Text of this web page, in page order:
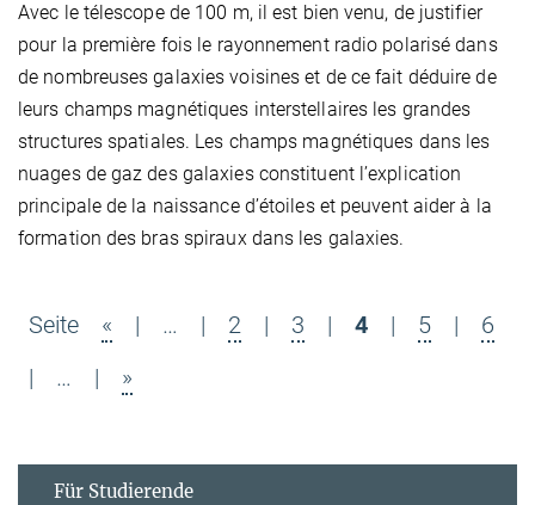
Avec le télescope de 100 m, il est bien venu, de justifier
pour la première fois le rayonnement radio polarisé dans
de nombreuses galaxies voisines et de ce fait déduire de
leurs champs magnétiques interstellaires les grandes
structures spatiales. Les champs magnétiques dans les
nuages de gaz des galaxies constituent l’explication
principale de la naissance d’étoiles et peuvent aider à la
formation des bras spiraux dans les galaxies.
Seite « | … | 2 | 3 | 4 | 5 |
6
|
… | »
Für Studierende